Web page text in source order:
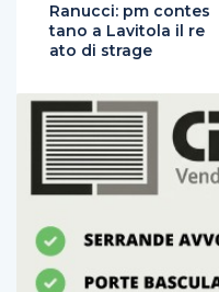
Ranucci: pm contes
tano a Lavitola il re
ato di strage